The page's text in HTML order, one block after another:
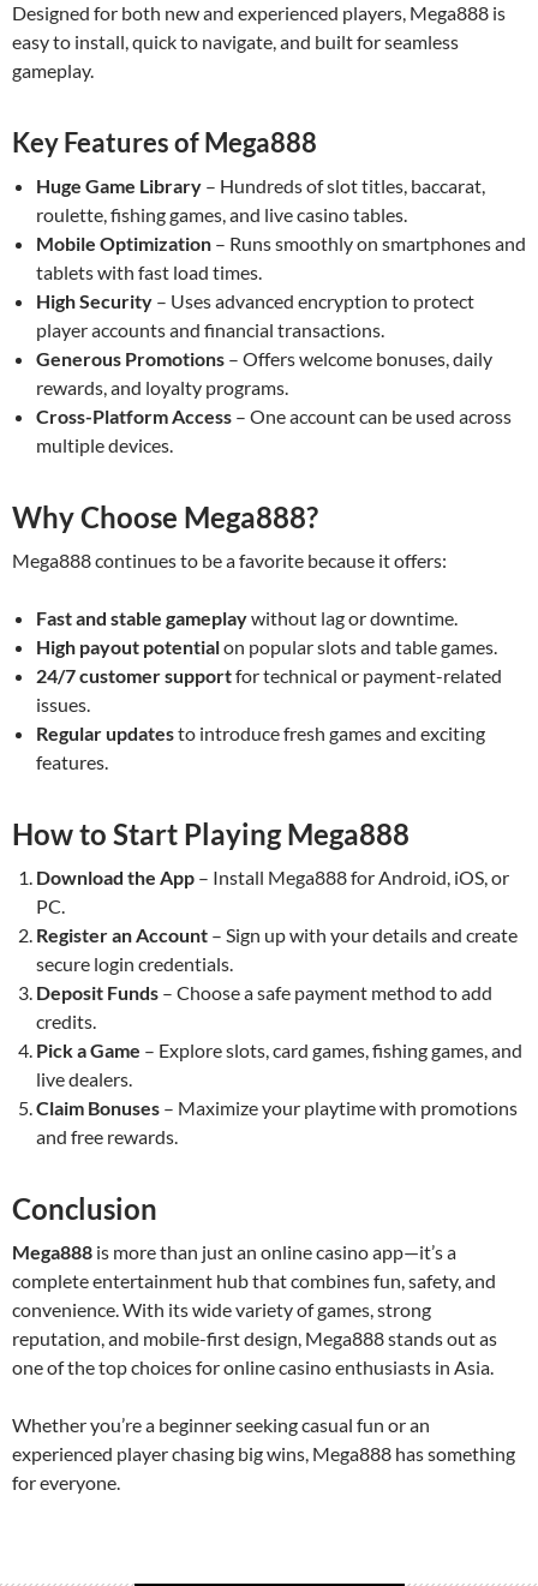
Designed for both new and experienced players, Mega888 is
easy to install, quick to navigate, and built for seamless
gameplay.
Key Features of Mega888
Huge Game Library – Hundreds of slot titles, baccarat,
roulette, fishing games, and live casino tables.
Mobile Optimization – Runs smoothly on smartphones and
tablets with fast load times.
High Security – Uses advanced encryption to protect
player accounts and financial transactions.
Generous Promotions – Offers welcome bonuses, daily
rewards, and loyalty programs.
Cross-Platform Access – One account can be used across
multiple devices.
Why Choose Mega888?
Mega888 continues to be a favorite because it offers:
Fast and stable gameplaywithout lag or downtime.
High payout potentialon popular slots and table games.
24/7 customer supportfor technical or payment-related
issues.
Regular updatesto introduce fresh games and exciting
features.
How to Start Playing Mega888
Download the App – Install Mega888 for Android, iOS, or
PC.
Register an Account – Sign up with your details and create
secure login credentials.
Deposit Funds – Choose a safe payment method to add
credits.
Pick a Game – Explore slots, card games, fishing games, and
live dealers.
Claim Bonuses – Maximize your playtime with promotions
and free rewards.
Conclusion
Mega888 is more than just an online casino app—it’s a
complete entertainment hub that combines fun, safety, and
convenience. With its wide variety of games, strong
reputation, and mobile-first design, Mega888 stands out as
one of the top choices for online casino enthusiasts in Asia.
Whether you’re a beginner seeking casual fun or an
experienced player chasing big wins, Mega888 has something
for everyone.